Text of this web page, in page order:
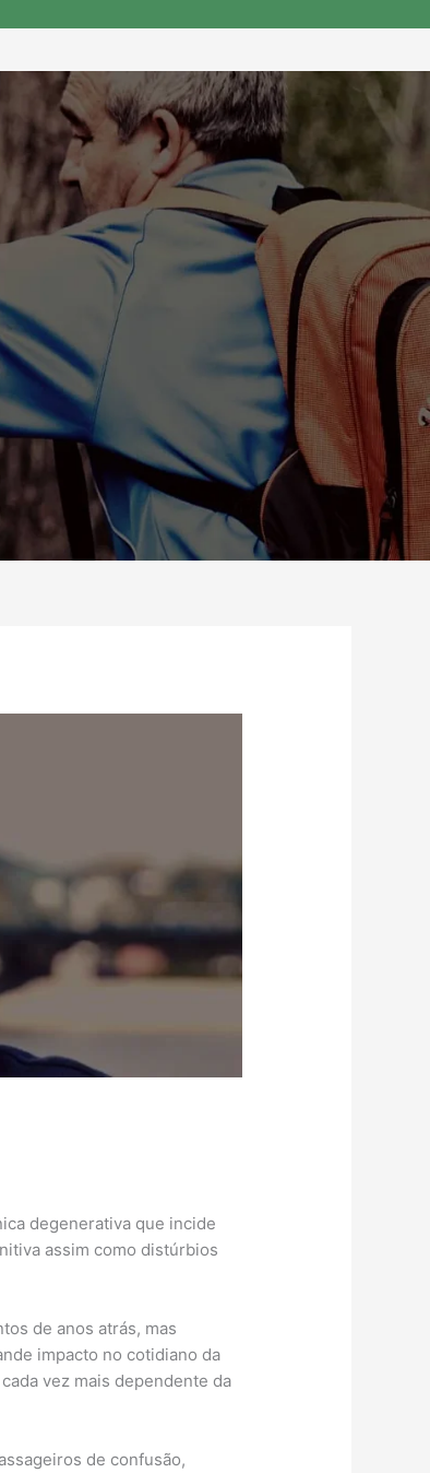
degenerativa que incide
assim como distúrbios
de anos atrás, mas
impacto no cotidiano da
vez mais dependente da
de confusão,